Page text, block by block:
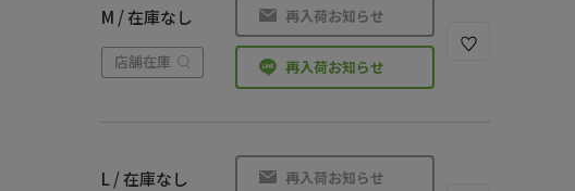
M / 在庫なし
店舗在庫
再入荷お知らせ
再入荷お知らせ
L / 在庫なし 再入荷お知らせ